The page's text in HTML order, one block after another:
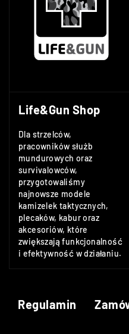
Life&Gun Shop
Dla strzelców,
pracowników służb
mundurowych oraz
survivalowców,
przygotowaliśmy
najnowsze modele
kamizelek taktycznych,
plecaków, kabur oraz
akcesoriów, które
zwiększają funkcjonalność
i efektywność w działaniu.
Regulamin